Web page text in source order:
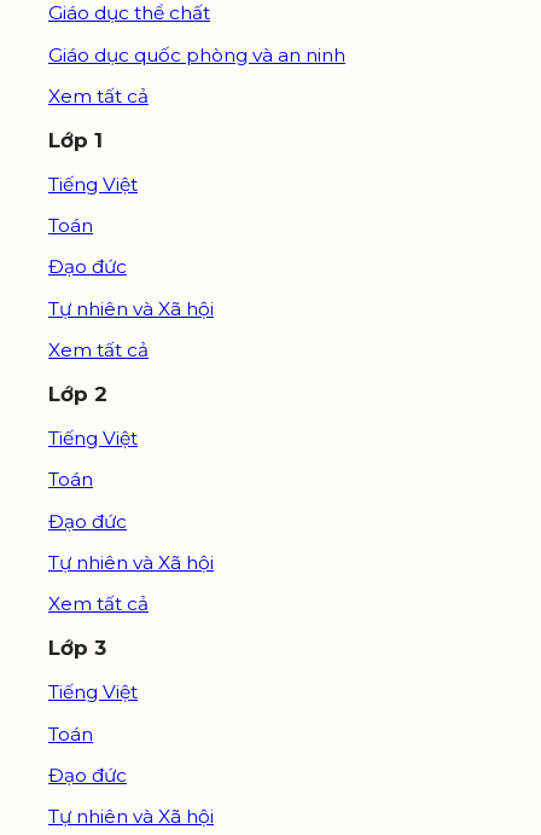
Giáo dục thể chất
Giáo dục quốc phòng và an ninh
Xem tất cả
Lớp 1
Tiếng Việt
Toán
Đạo đức
Tự nhiên và Xã hội
Xem tất cả
Lớp 2
Tiếng Việt
Toán
Đạo đức
Tự nhiên và Xã hội
Xem tất cả
Lớp 3
Tiếng Việt
Toán
Đạo đức
Tự nhiên và Xã hội